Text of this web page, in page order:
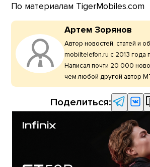
По материалам TigerMobiles.com
Артем Зорянов
Автор новостей, статей и
mobiltelefon.ru с 2013 года
Написал почти 20 000
чем любой другой автор
Поделиться: